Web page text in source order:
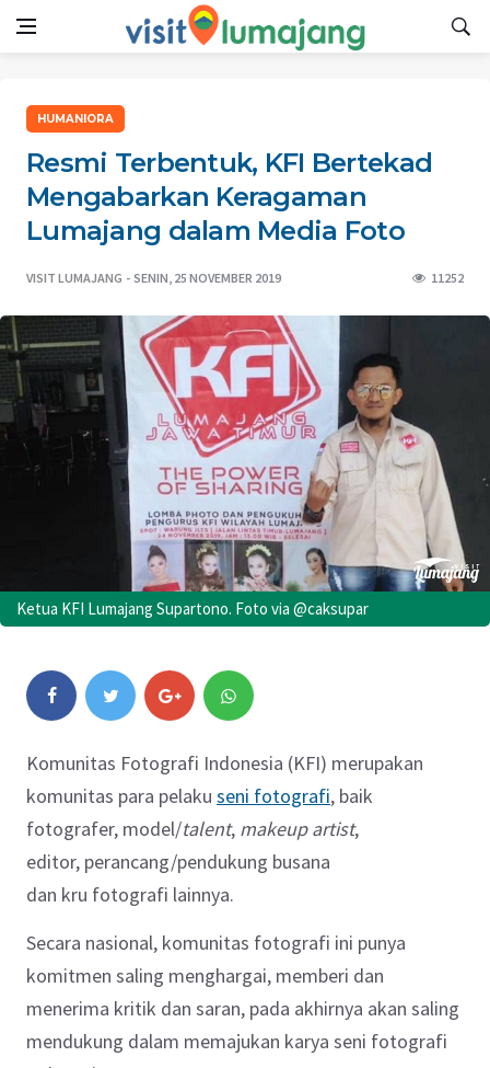
HUMANIORA
Resmi Terbentuk, KFI Bertekad
Mengabarkan Keragaman
Lumajang dalam Media Foto
VISIT LUMAJANG SENIN, 25 NOVEMBER 2019 11252
Ketua KFI Lumajang Supartono. Foto via @caksupar
Komunitas Fotografi Indonesia (KFI) merupakan
komunitas para pelaku seni fotografi, baik
fotografer, model/talent, makeup artist,
editor, perancang/pendukung busana
dan kru fotografi lainnya.
Secara nasional, komunitas fotografi ini punya
komitmen saling menghargai, memberi dan
menerima kritik dan saran, pada akhirnya akan saling
mendukung dalam memajukan karya seni fotografi